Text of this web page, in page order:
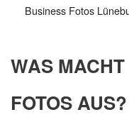
Business Fotos
WAS
FOTOS AUS?